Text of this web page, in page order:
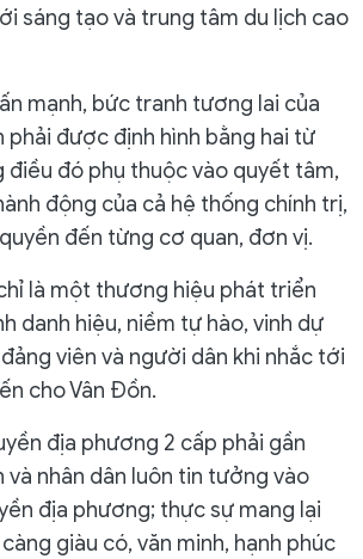
sáng tạo và trung tâm du lịch cao
mạnh, bức tranh tương lai của
phải được định hình bằng hai từ
điều đó phụ thuộc vào quyết tâm,
động của cả hệ thống chính trị,
đến từng cơ quan, đơn vị.
là một thương hiệu phát triển
danh hiệu, niềm tự hào, vinh dự
viên và người dân khi nhắc tới
cho Vân Đồn.
địa phương 2 cấp phải gần
và nhân dân luôn tin tưởng vào
địa phương; thực sự mang lại
giàu có, văn minh, hạnh phúc